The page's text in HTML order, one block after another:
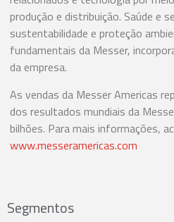
produção e distribuição. Saúde e
sustentabilidade e proteção
fundamentais da Messer,
da empresa.
As vendas da Messer Americas
dos resultados mundiais da
bilhões. Para mais informações,
www.messeramericas.com
Segmentos